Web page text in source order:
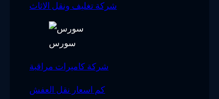
شركة تغليف ونقل الاثاث
سورس
شركة كاميرات مراقبة
كم اسعار نقل العفش